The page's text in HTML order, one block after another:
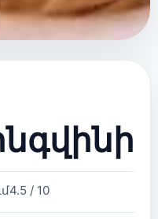
4.5 / 10